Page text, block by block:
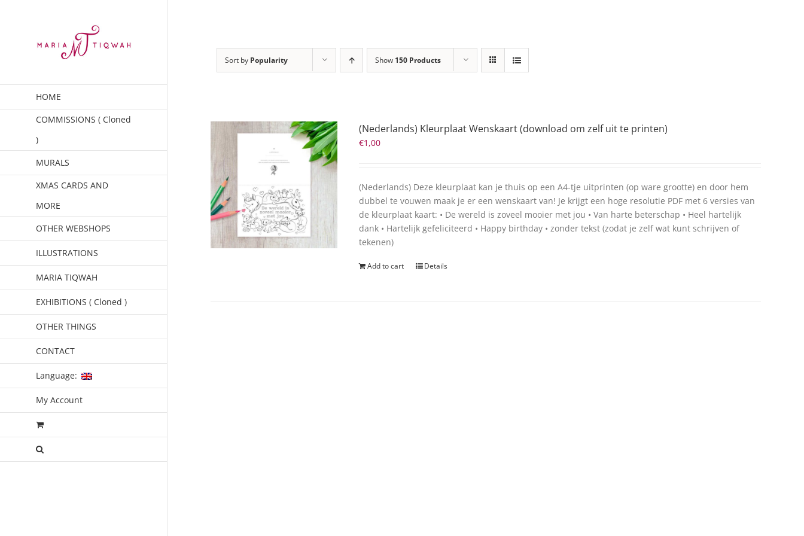
HOME
COMMISSIONS ( Cloned
)
MURALS
XMAS CARDS AND
MORE
OTHER WEBSHOPS
ILLUSTRATIONS
MARIA TIQWAH
EXHIBITIONS ( Cloned )
OTHER THINGS
CONTACT
Language:
My Account
Sort by Popularity Show 150 Products
(Nederlands) Kleurplaat Wenskaart (download om zelf uit te printen)
€1,00
(Nederlands) Deze kleurplaat kan je thuis op een A4-tje uitprinten (op ware grootte) en door hem
dubbel te vouwen maak je er een wenskaart van! Je krijgt een hoge resolutie PDF met 6 versies van
de kleurplaat kaart: • De wereld is zoveel mooier met jou • Van harte beterschap • Heel hartelijk
dank • Hartelijk gefeliciteerd • Happy birthday • zonder tekst (zodat je zelf wat kunt schrijven of
tekenen)
Add to cart Details